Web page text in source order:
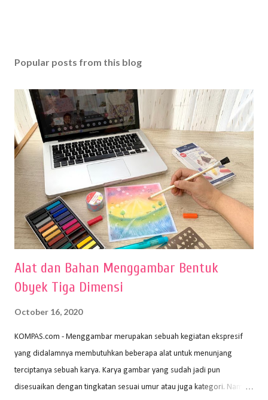
Popular posts from this blog
Alat dan Bahan Menggambar Bentuk
Obyek Tiga Dimensi
October 16, 2020
KOMPAS.com - Menggambar merupakan sebuah kegiatan ekspresif
yang didalamnya membutuhkan beberapa alat untuk menunjang
terciptanya sebuah karya. Karya gambar yang sudah jadi pun
disesuaikan dengan tingkatan sesuai umur atau juga kategori. Namun,